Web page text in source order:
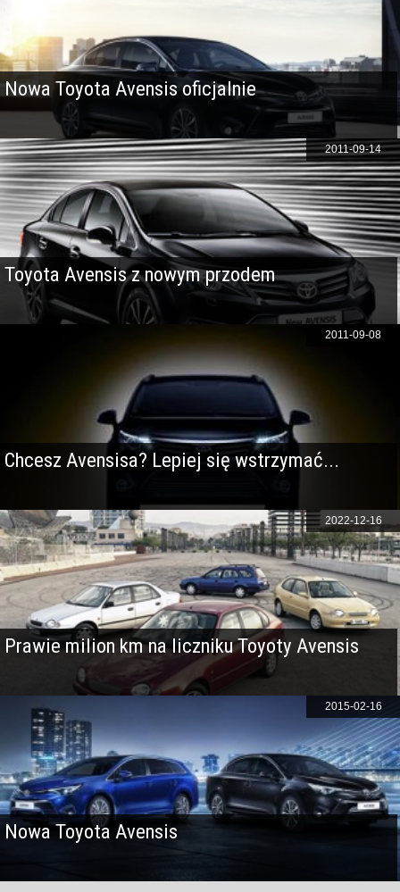
Nowa Toyota Avensis oficjalnie
Toyota Avensis z nowym przodem
2011-09-14
Chcesz Avensisa? Lepiej się wstrzymać...
2011-09-08
Prawie milion km na liczniku Toyoty Avensis
2022-12-16
Nowa Toyota Avensis
2015-02-16